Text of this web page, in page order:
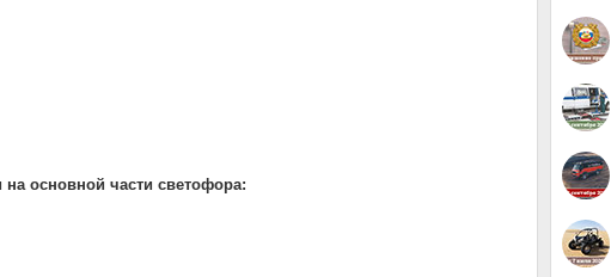
основной части светофора: